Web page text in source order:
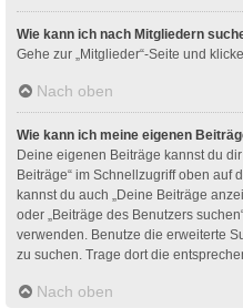
Wie kann ich nach Mitgliedern
Gehe zur „Mitglieder“-Seite und
Nach oben
Wie kann ich meine eigenen
Deine eigenen Beiträge kannst du
Beiträge“ im Schnellzugriff oben auf
kannst du auch „Deine Beiträge
oder „Beiträge des Benutzers
verwenden. Benutze die erweiterte
zu suchen. Trage dort die
Nach oben